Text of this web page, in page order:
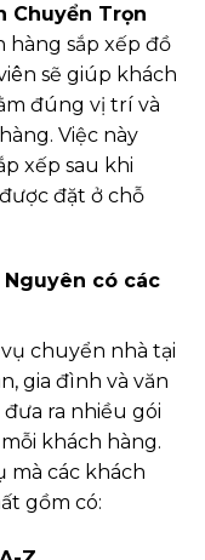
Chuyển Trọn
hàng sắp xếp đồ
sẽ giúp khách
đúng vị trí và
Việc này
xếp sau khi
đặt ở chỗ
có các
chuyển nhà tại
gia đình và văn
ra nhiều gói
khách hàng.
mà các khách
gồm có: